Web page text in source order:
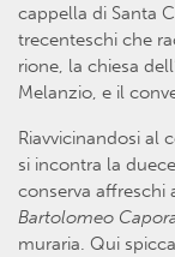
cappella di Santa
trecenteschi che
rione, la chiesa
Melanzio, e il
Riavvicinandosi al
si incontra la
conserva
Bartolomeo
muraria. Qui